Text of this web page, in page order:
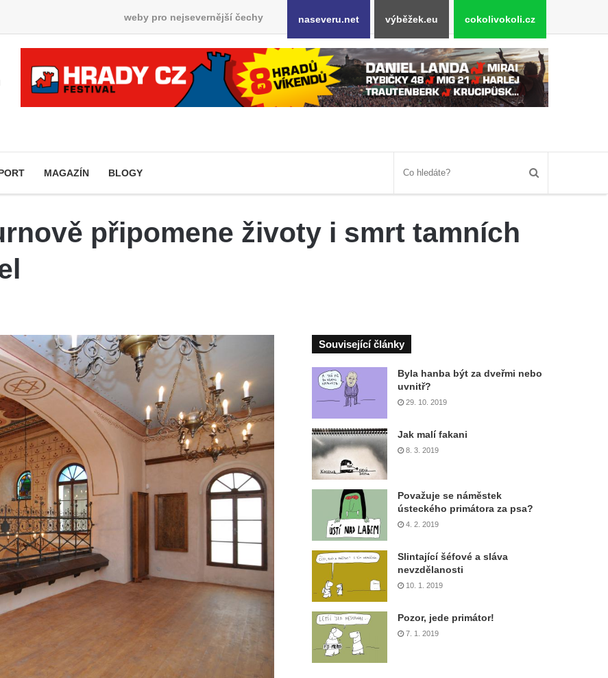
weby pro nejsevernější čechy naseveru.net výběžek.eu cokolivokoli.cz
MAGAZÍN BLOGY
připomene životy i smrt tamních
Související články
Byla hanba být za dveřmi nebo
uvnitř?
29. 10. 2019
Jak malí fakani
8. 3. 2019
Považuje se náměstek
ústeckého primátora za psa?
4. 2. 2019
Slintající šéfové a sláva
nevzdělanosti
10. 1. 2019
Pozor, jede primátor!
7. 1. 2019